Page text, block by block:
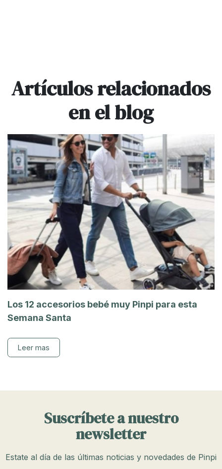
Artículos relacionados
en el blog
Los 12 accesorios bebé muy Pinpi para esta
Semana Santa
Leer mas
Suscríbete a nuestro
newsletter
Estate al día de las últimas noticias y novedades de Pinpi